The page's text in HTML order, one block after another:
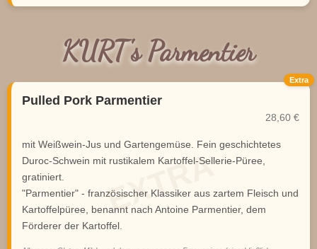
KURT's Parmentier
Extra
Pulled Pork Parmentier
28,60 €
mit Weißwein-Jus und Gartengemüse. Fein geschichtetes
Duroc-Schwein mit rustikalem Kartoffel-Sellerie-Püree,
gratiniert.
"Parmentier" - französischer Klassiker aus zartem Fleisch und
Kartoffelpüree, benannt nach Antoine Parmentier, dem
Förderer der Kartoffel.